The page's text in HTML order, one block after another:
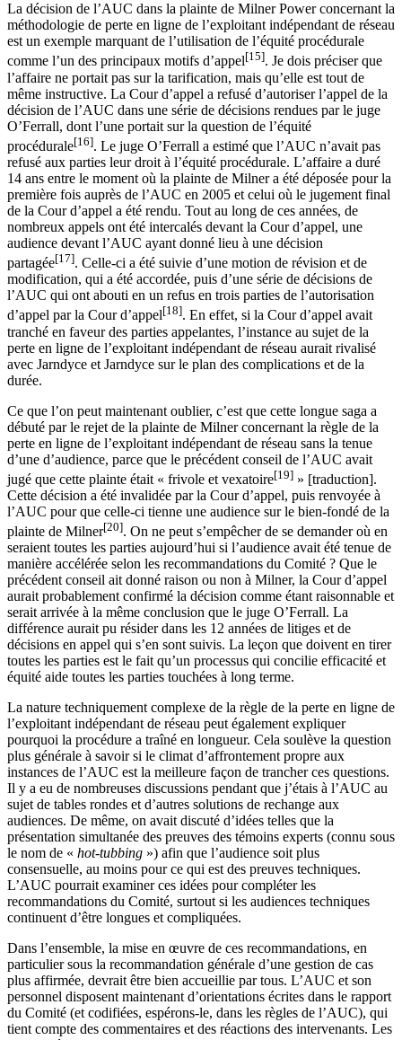
La décision de l’AUC dans la plainte de Milner Power concernant la
méthodologie de perte en ligne de l’exploitant indépendant de réseau
est un exemple marquant de l’utilisation de l’équité procédurale
comme l’un des principaux motifs d’appel[15]. Je dois préciser que
l’affaire ne portait pas sur la tarification, mais qu’elle est tout de
même instructive. La Cour d’appel a refusé d’autoriser l’appel de la
décision de l’AUC dans une série de décisions rendues par le juge
O’Ferrall, dont l’une portait sur la question de l’équité
procédurale[16]. Le juge O’Ferrall a estimé que l’AUC n’avait pas
refusé aux parties leur droit à l’équité procédurale. L’affaire a duré
14 ans entre le moment où la plainte de Milner a été déposée pour la
première fois auprès de l’AUC en 2005 et celui où le jugement final
de la Cour d’appel a été rendu. Tout au long de ces années, de
nombreux appels ont été intercalés devant la Cour d’appel, une
audience devant l’AUC ayant donné lieu à une décision
partagée[17]. Celle-ci a été suivie d’une motion de révision et de
modification, qui a été accordée, puis d’une série de décisions de
l’AUC qui ont abouti en un refus en trois parties de l’autorisation
d’appel par la Cour d’appel[18]. En effet, si la Cour d’appel avait
tranché en faveur des parties appelantes, l’instance au sujet de la
perte en ligne de l’exploitant indépendant de réseau aurait rivalisé
avec Jarndyce et Jarndyce sur le plan des complications et de la
durée.
Ce que l’on peut maintenant oublier, c’est que cette longue saga a
débuté par le rejet de la plainte de Milner concernant la règle de la
perte en ligne de l’exploitant indépendant de réseau sans la tenue
d’une d’audience, parce que le précédent conseil de l’AUC avait
jugé que cette plainte était « frivole et vexatoire[19] » [traduction].
Cette décision a été invalidée par la Cour d’appel, puis renvoyée à
l’AUC pour que celle-ci tienne une audience sur le bien-fondé de la
plainte de Milner[20]. On ne peut s’empêcher de se demander où en
seraient toutes les parties aujourd’hui si l’audience avait été tenue de
manière accélérée selon les recommandations du Comité ? Que le
précédent conseil ait donné raison ou non à Milner, la Cour d’appel
aurait probablement confirmé la décision comme étant raisonnable et
serait arrivée à la même conclusion que le juge O’Ferrall. La
différence aurait pu résider dans les 12 années de litiges et de
décisions en appel qui s’en sont suivis. La leçon que doivent en tirer
toutes les parties est le fait qu’un processus qui concilie efficacité et
équité aide toutes les parties touchées à long terme.
La nature techniquement complexe de la règle de la perte en ligne de
l’exploitant indépendant de réseau peut également expliquer
pourquoi la procédure a traîné en longueur. Cela soulève la question
plus générale à savoir si le climat d’affrontement propre aux
instances de l’AUC est la meilleure façon de trancher ces questions.
Il y a eu de nombreuses discussions pendant que j’étais à l’AUC au
sujet de tables rondes et d’autres solutions de rechange aux
audiences. De même, on avait discuté d’idées telles que la
présentation simultanée des preuves des témoins experts (connu sous
le nom de « hot-tubbing ») afin que l’audience soit plus
consensuelle, au moins pour ce qui est des preuves techniques.
L’AUC pourrait examiner ces idées pour compléter les
recommandations du Comité, surtout si les audiences techniques
continuent d’être longues et compliquées.
Dans l’ensemble, la mise en œuvre de ces recommandations, en
particulier sous la recommandation générale d’une gestion de cas
plus affirmée, devrait être bien accueillie par tous. L’AUC et son
personnel disposent maintenant d’orientations écrites dans le rapport
du Comité (et codifiées, espérons-le, dans les règles de l’AUC), qui
tient compte des commentaires et des réactions des intervenants. Les